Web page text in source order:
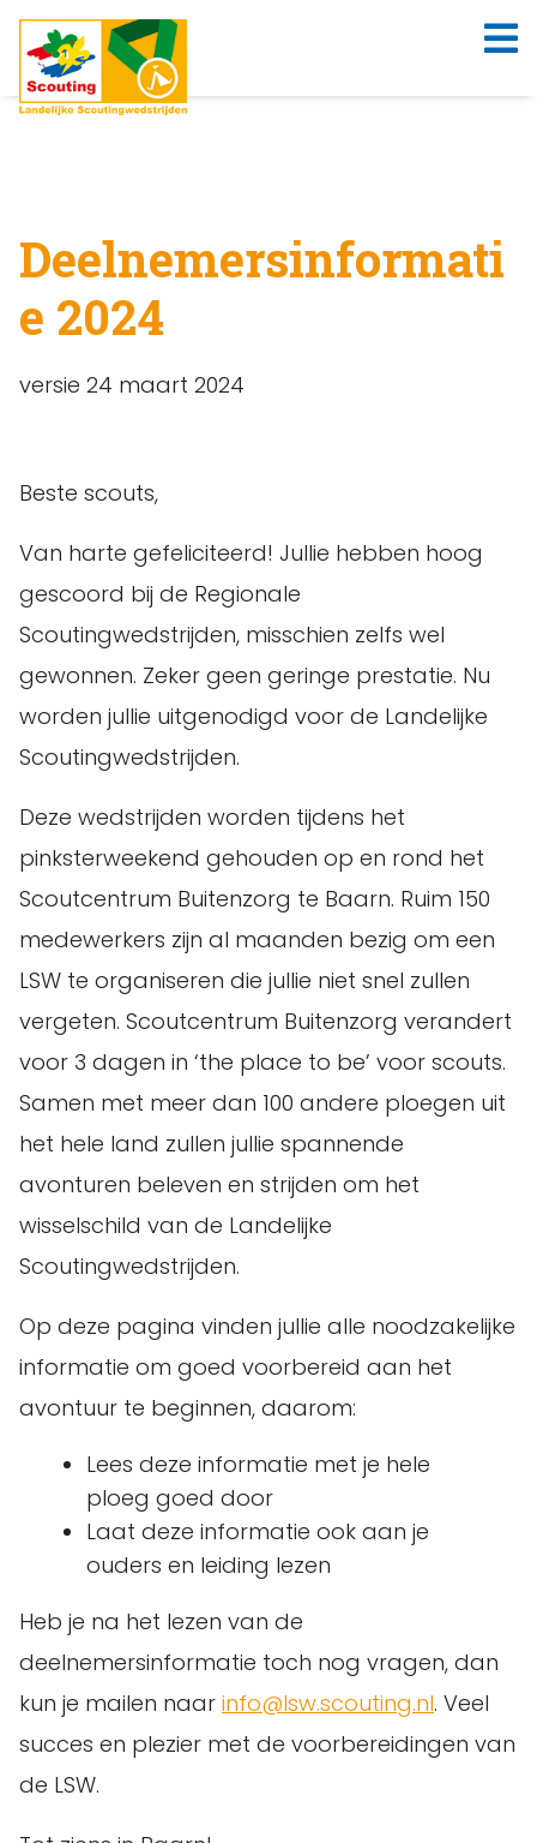
Deelnemersinformati
e 2024
versie 24 maart 2024
Beste scouts,
Van harte gefeliciteerd! Jullie hebben hoog
gescoord bij de Regionale
Scoutingwedstrijden, misschien zelfs wel
gewonnen. Zeker geen geringe prestatie. Nu
worden jullie uitgenodigd voor de Landelijke
Scoutingwedstrijden.
Deze wedstrijden worden tijdens het
pinksterweekend gehouden op en rond het
Scoutcentrum Buitenzorg te Baarn. Ruim 150
medewerkers zijn al maanden bezig om een
LSW te organiseren die jullie niet snel zullen
vergeten. Scoutcentrum Buitenzorg verandert
voor 3 dagen in ‘the place to be’ voor scouts.
Samen met meer dan 100 andere ploegen uit
het hele land zullen jullie spannende
avonturen beleven en strijden om het
wisselschild van de Landelijke
Scoutingwedstrijden.
Op deze pagina vinden jullie alle noodzakelijke
informatie om goed voorbereid aan het
avontuur te beginnen, daarom:
Lees deze informatie met je hele
ploeg goed door
Laat deze informatie ook aan je
ouders en leiding lezen
Heb je na het lezen van de
deelnemersinformatie toch nog vragen, dan
kun je mailen naar info@lsw.scouting.nl. Veel
succes en plezier met de voorbereidingen van
de LSW.